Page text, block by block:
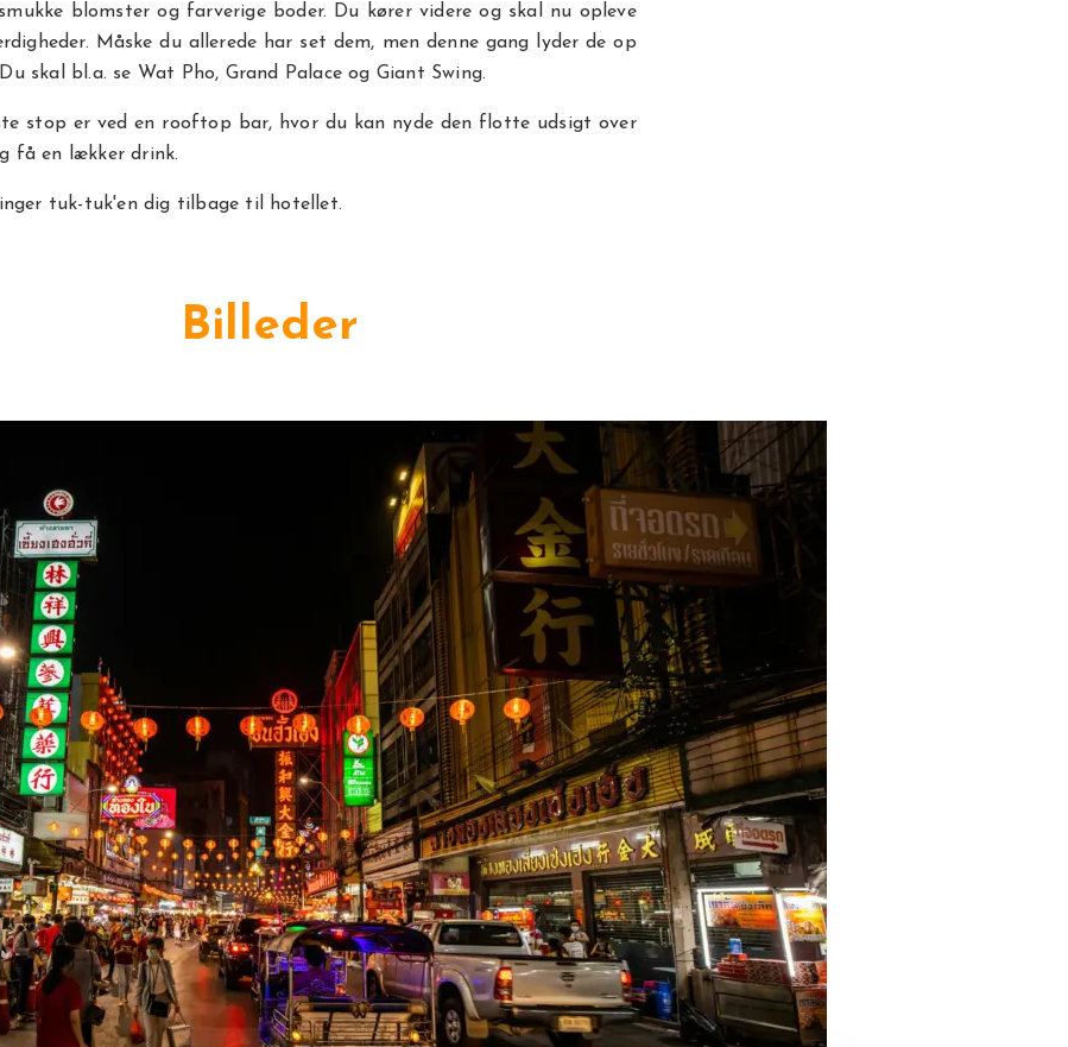
blomster og farverige boder. Du kører videre og skal nu opleve
Måske du allerede har set dem, men denne gang lyder de op
skal bl.a. se Wat Pho, Grand Palace og Giant Swing.
stop er ved en rooftop bar, hvor du kan nyde den flotte udsigt over
få en lækker drink.
tuk-tuk'en dig tilbage til hotellet.
Billeder